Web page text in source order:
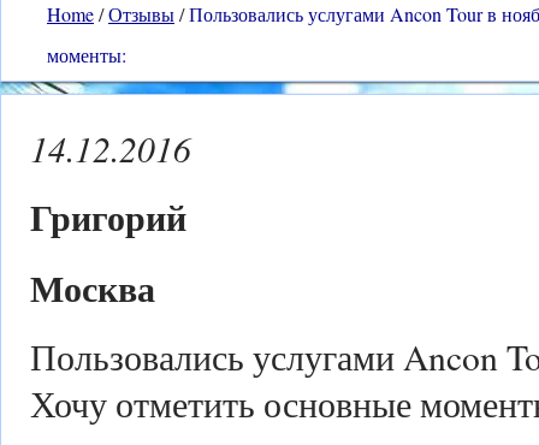
Home/Отзывы/Пользовались услугами Ancon Tour в
моменты:
14.12.2016
Григорий
Москва
Пользовались услугами Ancon
Хочу отметить основные